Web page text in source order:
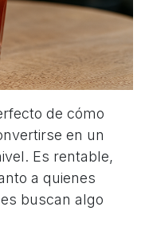
de cómo
en un
Es rentable,
a quienes
buscan algo